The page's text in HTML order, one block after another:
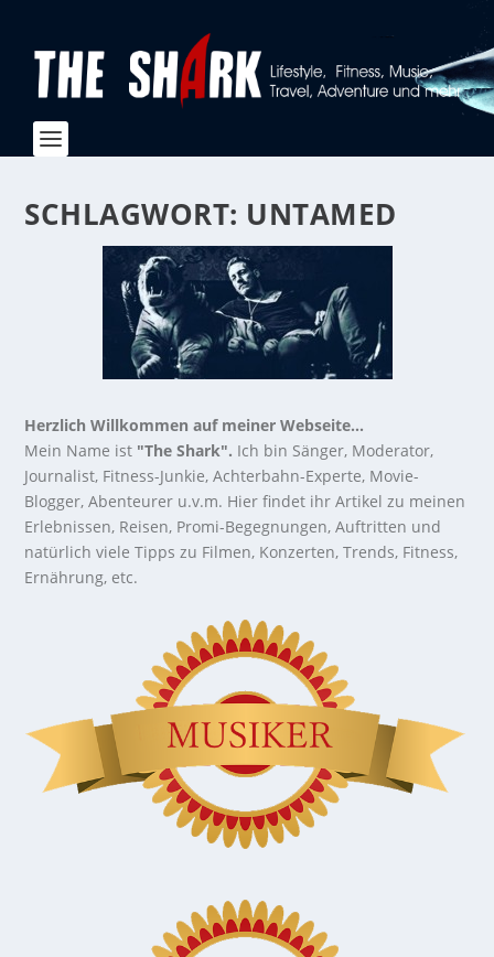
SCHLAGWORT: UNTAMED
Herzlich Willkommen auf meiner Webseite...
Mein Name ist "The Shark". Ich bin Sänger, Moderator,
Journalist, Fitness-Junkie, Achterbahn-Experte, Movie-
Blogger, Abenteurer u.v.m. Hier findet ihr Artikel zu meinen
Erlebnissen, Reisen, Promi-Begegnungen, Auftritten und
natürlich viele Tipps zu Filmen, Konzerten, Trends, Fitness,
Ernährung, etc.